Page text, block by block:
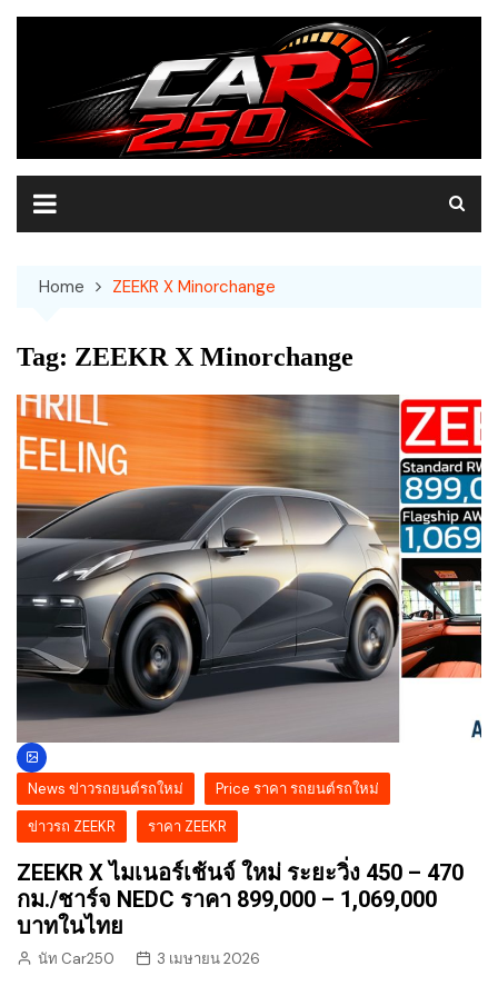
Skip
Home ZEEKR X Minorchange
Tag: ZEEKR X Minorchange
News ข่าวรถยนต์รถใหม่
Price ราคา รถยนต์รถใหม่
ข่าวรถ ZEEKR
ราคา ZEEKR
ZEEKR X ไมเนอร์เช้นจ์ ใหม่ ระยะวิ่ง 450 – 470
กม./ชาร์จ NEDC ราคา 899,000 – 1,069,000
บาทในไทย
นัท Car250 3 เมษายน 2026